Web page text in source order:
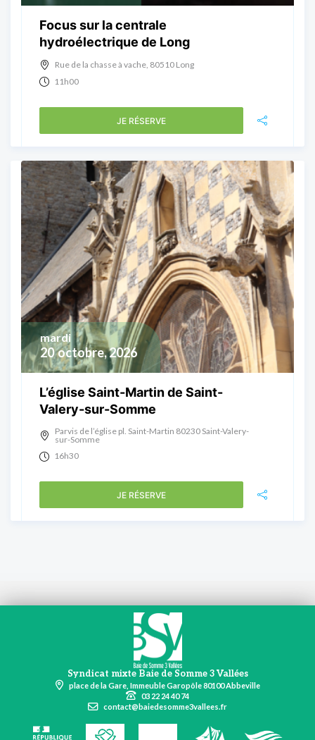
Focus sur la centrale
hydroélectrique de Long
Rue de la chasse à vache, 80510 Long
11h00
JE RÉSERVE
20 octobre, 2026
mardi
L’église Saint-Martin de Saint-
Valery-sur-Somme
Parvis de l’église pl. Saint-Martin 80230 Saint-Valery-
sur-Somme
16h30
JE RÉSERVE
Syndicat mixte Baie de Somme 3 Vallées
place de la Gare, Immeuble Garopôle 80100 Abbeville
03 22 24 40 74
contact@baiedesomme3vallees.fr